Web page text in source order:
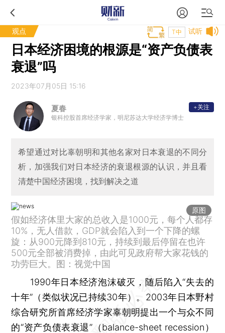
观点 试听
T中
日本经济困境的根源是“资产负债表
衰退”吗
2023年07月05日 15:16
夏春
银科控股首席经济学家，明尼苏达大学经济学博士
+关注
希望通过对比辜朝明和其他名家对日本衰退的不同分
析，加强我们对日本经济的衰退根源的认识，并且看
清楚中国经济困境，找到解决之道
原图
假如经济体里大家的总收入是1000元，每个人都存
10%，无人借款，GDP就会陷入到一个下降的螺
旋：从900元降到810元，持续到最后停留在也许
500元全部被消费掉，由此可见政府帮大家花钱的
功劳巨大。图：视觉中国
1990年日本经济泡沫破灭，随后陷入“失去的
十年”（类似状况已持续30年）。2003年日本野村
综合研究所首席经济学家辜朝明提出一个与众不同
的“资产负债表衰退”（balance-sheet recession）